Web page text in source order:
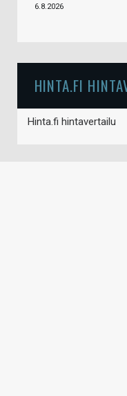
6.8.2026
HINTA.FI
Hinta.fi hintavertailu